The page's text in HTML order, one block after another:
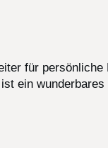
für
ein